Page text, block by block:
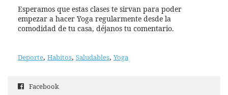
Esperamos que estas clases te sirvan para poder
empezar a hacer Yoga regularmente desde la
comodidad de tu casa, déjanos tu comentario.
Deporte, Habitos, Saludables, Yoga
Facebook